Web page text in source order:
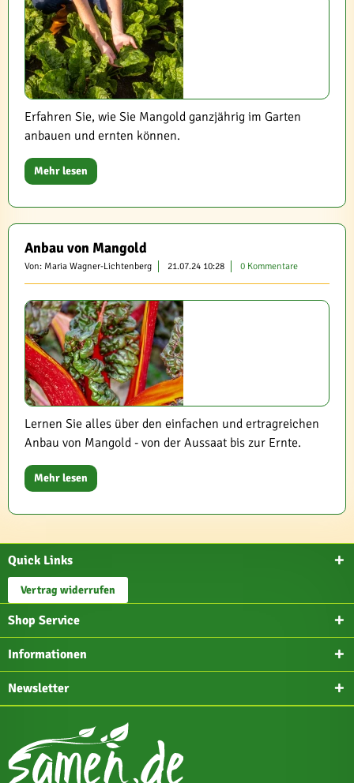
Erfahren Sie, wie Sie Mangold ganzjährig im Garten
anbauen und ernten können.
Mehr lesen
Anbau von Mangold
Von: Maria Wagner-Lichtenberg 21.07.24 10:28 0 Kommentare
Lernen Sie alles über den einfachen und ertragreichen
Anbau von Mangold - von der Aussaat bis zur Ernte.
Mehr lesen
Quick Links
Vertrag widerrufen
Shop Service
Informationen
Newsletter